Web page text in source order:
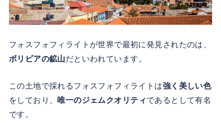
フォスフォフィライトが世界で最初に発見されたのは、
ボリビアの鉱山だといわれています。
この土地で採れるフォスフォフィライトは強く美しい色
をしており、 唯一のジェムクオリティであるとして有名
です。